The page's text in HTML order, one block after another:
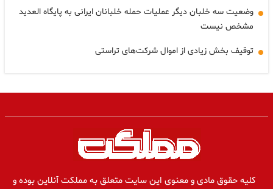
وضعیت سه خلبان دیگر عملیات حمله خلبانان ایرانی به پایگاه العدید
مشخص نیست
توقیف بخش زیادی از اموال شرکت‌های تراستی
کلیه حقوق مادی و معنوی این سایت متعلق به مملکت آنلاین بوده و